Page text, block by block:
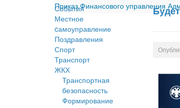
Приказ Финансового управления
События
Местное
cамоуправление
Поздравления
Спорт
Транспорт
ЖКХ
Транспортная
безопасность
Формирование